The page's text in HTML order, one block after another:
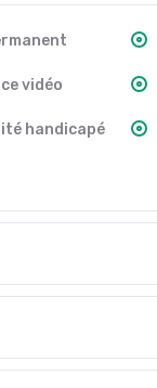
vidéo
handicapé